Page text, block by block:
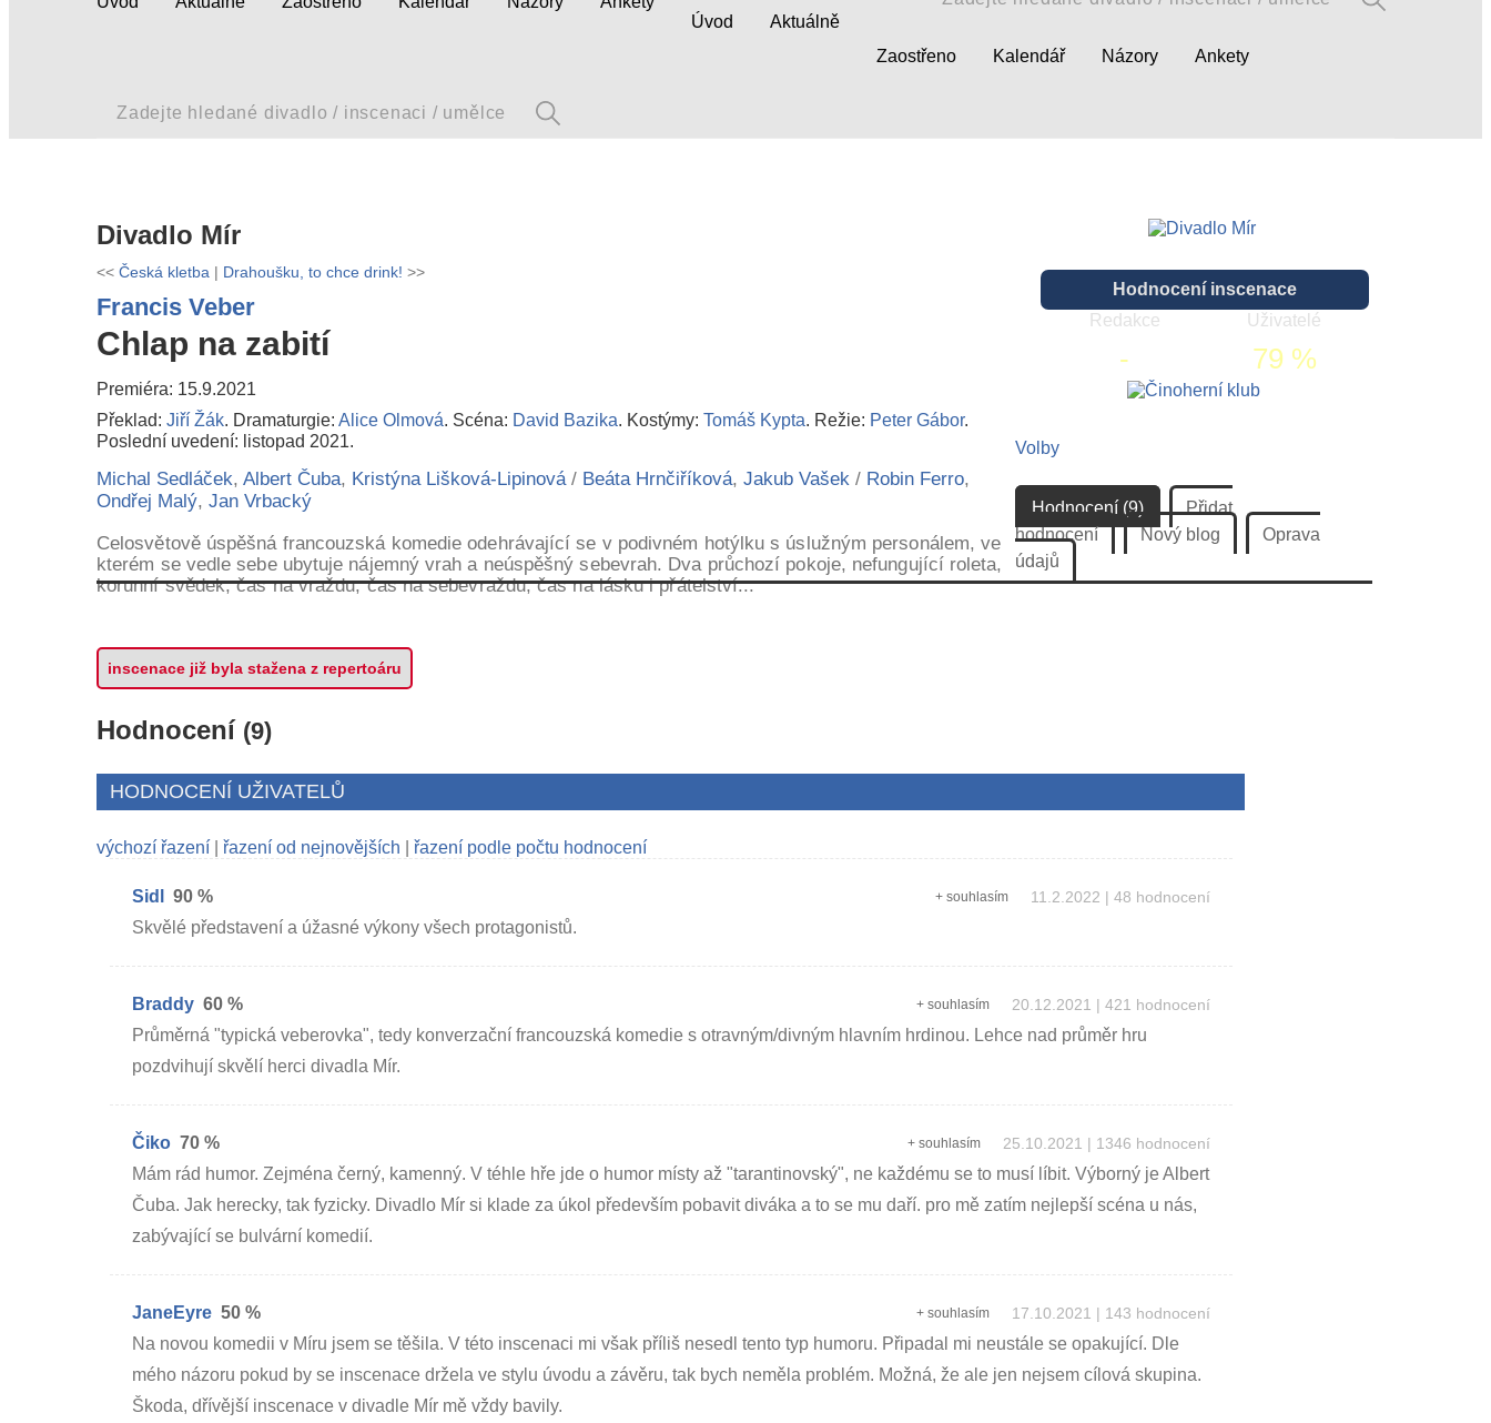
Úvod
Aktuálně
Zaostřeno
Kalendář Názory Ankety
Divadlo Mír
<< Česká kletba | Drahoušku, to chce drink! >>
Francis Veber
Chlap na zabití
Premiéra: 15.9.2021
Překlad: Jiří Žák. Dramaturgie: Alice Olmová. Scéna: David Bazika. Kostýmy: Tomáš Kypta. Režie: Peter Gábor.
Poslední uvedení: listopad 2021.
Michal Sedláček, Albert Čuba, Kristýna Lišková-Lipinová/ Beáta Hrnčiříková, Jakub Vašek / Robin Ferro,
Ondřej Malý, Jan Vrbacký
Celosvětově úspěšná francouzská komedie odehrávající se v podivném hotýlku s úslužným personálem, ve
kterém se vedle sebe ubytuje nájemný vrah a neúspěšný sebevrah. Dva průchozí pokoje, nefungující roleta,
korunní svědek, čas na vraždu, čas na sebevraždu, čas na lásku i přátelství...
inscenace již byla stažena z repertoáru
Hodnocení inscenace
Redakce
-
Uživatelé
79 %
Volby
Hodnocení (9)
Přidat
hodnocení
Nový blog
Oprava
údajů
Hodnocení (9)
HODNOCENÍ UŽIVATELŮ
výchozí řazení řazení od nejnovějších řazení podle počtu hodnocení
Sidl 90 % 11.2.2022 | 48 hodnocení
+ souhlasím
Skvělé představení a úžasné výkony všech protagonistů.
Braddy60 % 20.12.2021 | 421 hodnocení
+ souhlasím
Průměrná "typická veberovka", tedy konverzační francouzská komedie s otravným/divným hlavním hrdinou. Lehce nad průměr hru
pozdvihují skvělí herci divadla Mír.
Čiko70 % 25.10.2021 | 1346 hodnocení
+ souhlasím
Mám rád humor. Zejména černý, kamenný. V téhle hře jde o humor místy až "tarantinovský", ne každému se to musí líbit. Výborný je Albert
Čuba. Jak herecky, tak fyzicky. Divadlo Mír si klade za úkol především pobavit diváka a to se mu daří. pro mě zatím nejlepší scéna u nás,
zabývající se bulvární komedií.
JaneEyre50 % 17.10.2021 | 143 hodnocení
+ souhlasím
Na novou komedii v Míru jsem se těšila. V této inscenaci mi však příliš nesedl tento typ humoru. Připadal mi neustále se opakující. Dle
mého názoru pokud by se inscenace držela ve stylu úvodu a závěru, tak bych neměla problém. Možná, že ale jen nejsem cílová skupina.
Škoda, dřívější inscenace v divadle Mír mě vždy bavily.